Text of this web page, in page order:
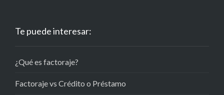
Te puede interesar:
¿Qué es factoraje?
Factoraje vs Crédito o Préstamo